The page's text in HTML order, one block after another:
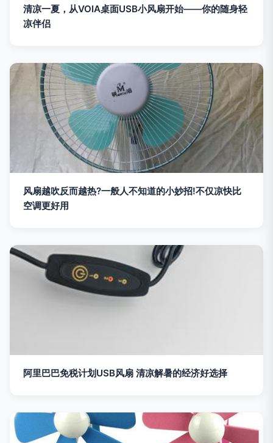
清凉一夏，从VOIA桌面USB小风扇开始——你的随身轻
凉伴侣
风扇越吹反而越热?一般人不知道的小妙招!不仅凉快比
空调更好用
阿里巴巴免税计划USB风扇 清凉解暑的经济好选择